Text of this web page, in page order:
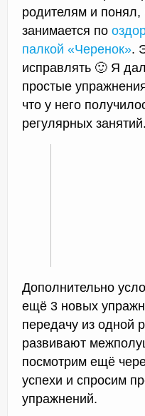
родителям и
занимается по
палкой «Черенок».
исправлять 🙂 Я
простые
что у него
регулярных занятий.
Дополнительно
ещё 3 новых
передачу из одной
развивают
посмотрим ещё
успехи и спросим
упражнений.